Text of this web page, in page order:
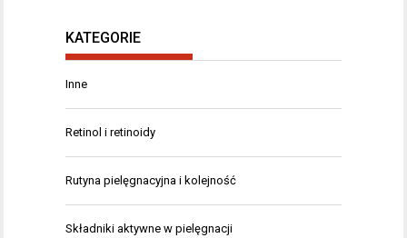
KATEGORIE
Inne
Retinol i retinoidy
Rutyna pielęgnacyjna i kolejność
Składniki aktywne w pielęgnacji